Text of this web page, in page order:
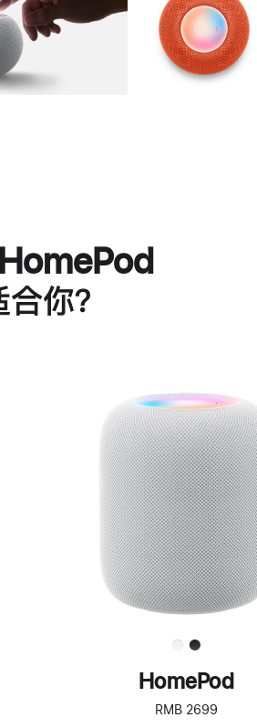
图库 图像 图库 图像
你？
进
一
步
了
解
HomePod<
HomePod
RMB 2699